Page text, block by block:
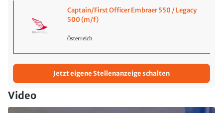
Captain/First Officer Embraer 550 / Legacy
500 (m/f)
Österreich
Jetzt eigene Stellenanzeige schalten
Video